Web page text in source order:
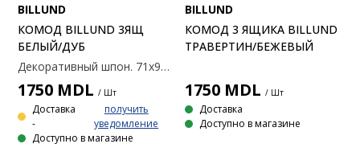
BILLUND
КОМОД BILLUND 3ЯЩ
БЕЛЫЙ/ДУБ
Декоративный шпон. 71x90x39 см
1750 MDL / Шт
Доставка
-
получить
уведомление
Доступно в магазине
BILLUND
КОМОД 3 ЯЩИКА BILLUND
ТРАВЕРТИН/БЕЖЕВЫЙ
1750 MDL / Шт
Доставка
Доступно в магазине